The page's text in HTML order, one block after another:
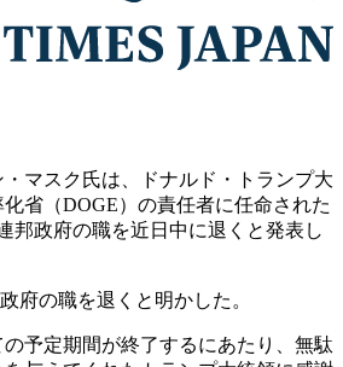
マスク氏は、ドナルド・トランプ大
省（DOGE）の責任者に任命された
邦政府の職を近日中に退くと発表し
府の職を退くと明かした。
の予定期間が終了するにあたり、無駄